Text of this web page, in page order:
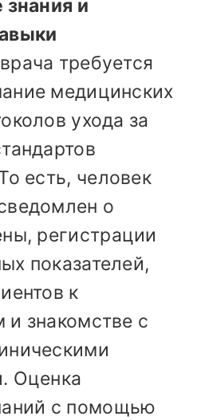
знания и
требуется
медицинских
ухода за
есть, человек
о
регистрации
показателей,
к
знакомстве с
Оценка
с помощью